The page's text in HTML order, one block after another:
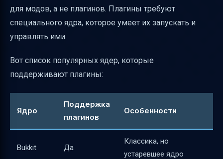
Как правильно распаковывать архивы
плагинов
Проверка и устранение проблем
Резервное копирование перед установкой
Базовые плагины для старта
Итоговая схема установки плагина через
Полезные ссылки
для модов, а не плагинов. Плагины требуют
специального ядра, которое умеет их запускать и
управлять ими.
Вот список популярных ядер, которые
поддерживают плагины:
Ядро
Поддержка
плагинов
Особенности
Bukkit Да
Классика, но
устаревшее ядро